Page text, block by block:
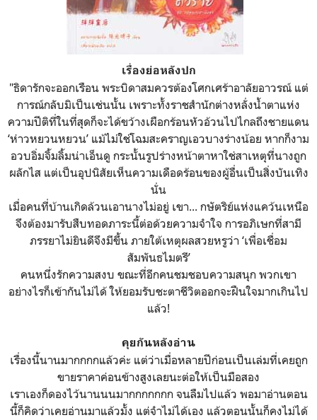
เรื่องย่อหลังปก
"ธิดารักจะออกเรือน พระบิดาสมควรต้องโศกเศร้าอาลัยอาวรณ์ แต่
การณ์กลับมิเป็นเช่นนั้น เพราะทั้งราชสำนักต่างหลั่งน้ำตาแห่ง
ความปีติที่ในที่สุดก็จะได้ขว้างเผือกร้อนหัวอ้วนไปไกลถึงชายแดน
‘ห่าวหยวนหยวน’ แม้ไม่ใช่โฉมสะคราญเอวบางร่างน้อย หากก็งาม
อวบอิ่มจิ้มลิ้มน่าเอ็นดู กระนั้นรูปร่างหน้าตาหาใช่สาเหตุที่นางถูก
ผลักไส แต่เป็นอุปนิสัยเห็นความเดือดร้อนของผู้อื่นเป็นสิ่งบันเทิง
นั่น
เมื่อคนที่บ้านเกิดล้วนเอานางไม่อยู่ เขา... กษัตริย์แห่งแคว้นเหนือ
จึงต้องมารับสืบทอดภาระนี้ต่อด้วยความจำใจ การอภิเษกที่สามี
ภรรยาไม่ยินดีจึงมีขึ้น ภายใต้เหตุผลสวยหรูว่า ‘เพื่อเชื่อม
สัมพันธไมตรี’
คนหนึ่งรักความสงบ ขณะที่อีกคนชมชอบความสนุก พวกเขา
อย่างไรก็เข้ากันไม่ได้ ให้ยอมรับชะตาชีวิตออกจะฝืนใจมากเกินไป
แล้ว!
คุยกันหลังอ่าน
เรื่องนี้นานมากกกกแล้วค่ะ แต่ว่าเมื่อหลายปีก่อนเป็นเล่มที่เคยถูก
ขายราคาค่อนข้างสูงเลยนะต่อให้เป็นมือสอง
เราเองก็ดองไว้นานนนมากกกกกกก จนลืมไปแล้ว พอมาอ่านตอน
นี้ก็คิดว่าเคยอ่านมาแล้วมั้ง แต่จำไม่ได้เอง แล้วตอนนั้นก็คงไม่ได้